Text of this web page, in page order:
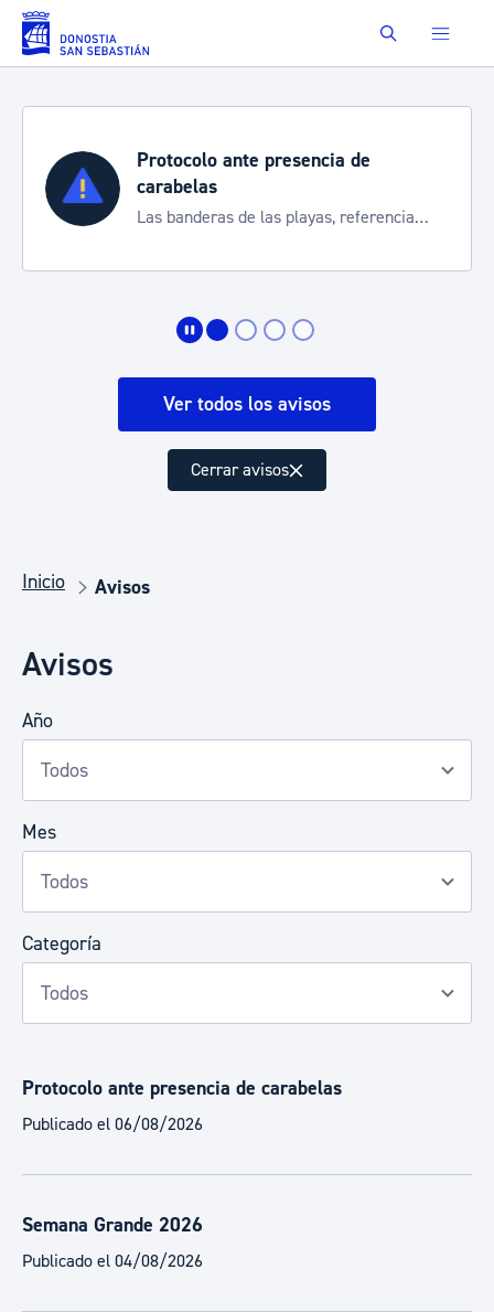
Saltar al contenido principal Buscar
Protocolo ante presencia de
carabelas
Las banderas de las playas, referencia
Ver todos los avisos
Cerrar avisos
Inicio Avisos
Avisos
Año
Mes
Categoría
Protocolo ante presencia de carabelas
Publicado el 06/08/2026
Semana Grande 2026
Publicado el 04/08/2026